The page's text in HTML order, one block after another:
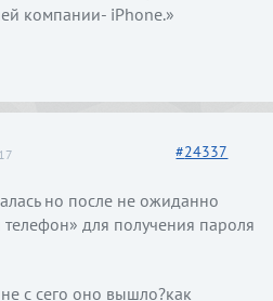
компании- iPhone.»
#24337
но после не ожиданно
для получения пароля
не с сего оно вышло?как